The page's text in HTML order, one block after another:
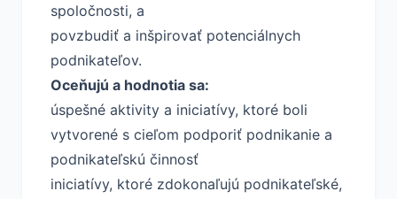
spoločnosti, a
povzbudiť a inšpirovať potenciálnych
podnikateľov.
Oceňujú a hodnotia sa:
úspešné aktivity a iniciatívy, ktoré boli
vytvorené s cieľom podporiť podnikanie a
podnikateľskú činnosť
iniciatívy, ktoré zdokonaľujú podnikateľské,